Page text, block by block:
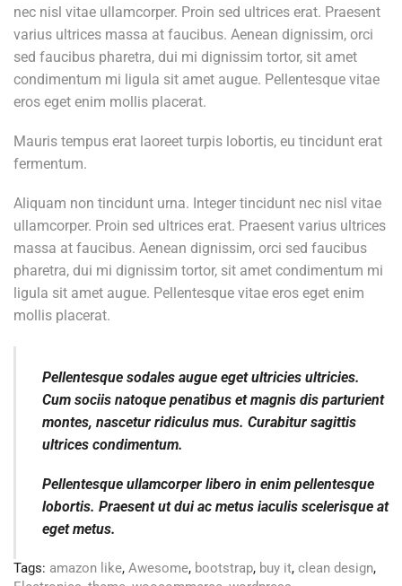
nec nisl vitae ullamcorper. Proin sed ultrices erat. Praesent
varius ultrices massa at faucibus. Aenean dignissim, orci
sed faucibus pharetra, dui mi dignissim tortor, sit amet
condimentum mi ligula sit amet augue. Pellentesque vitae
eros eget enim mollis placerat.
Mauris tempus erat laoreet turpis lobortis, eu tincidunt erat
fermentum.
Aliquam non tincidunt urna. Integer tincidunt nec nisl vitae
ullamcorper. Proin sed ultrices erat. Praesent varius ultrices
massa at faucibus. Aenean dignissim, orci sed faucibus
pharetra, dui mi dignissim tortor, sit amet condimentum mi
ligula sit amet augue. Pellentesque vitae eros eget enim
mollis placerat.
Pellentesque sodales augue eget ultricies ultricies.
Cum sociis natoque penatibus et magnis dis parturient
montes, nascetur ridiculus mus. Curabitur sagittis
ultrices condimentum.
Pellentesque ullamcorper libero in enim pellentesque
lobortis. Praesent ut dui ac metus iaculis scelerisque at
eget metus.
Tags: amazon like, Awesome, bootstrap, buy it, clean design,